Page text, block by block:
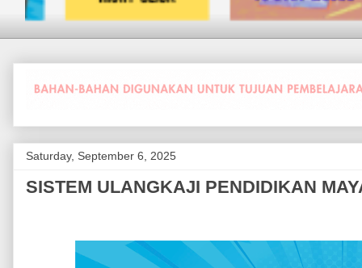
Saturday, September 6, 2025
SISTEM ULANGKAJI PENDIDIKAN